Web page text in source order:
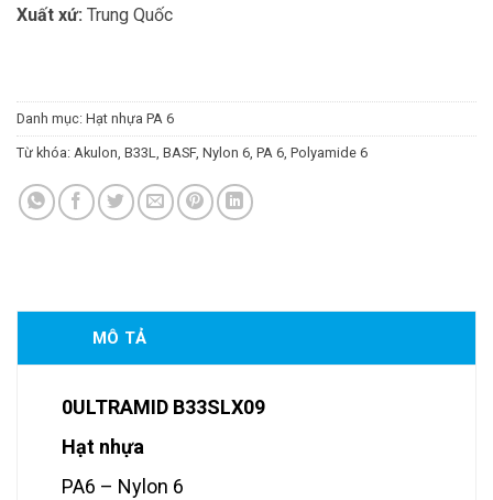
Xuất xứ: Trung Quốc
Danh mục: Hạt nhựa PA 6
Từ khóa: Akulon, B33L, BASF, Nylon 6, PA 6, Polyamide 6
MÔ TẢ
0ULTRAMID B33SLX09
Hạt nhựa
PA6 – Nylon 6